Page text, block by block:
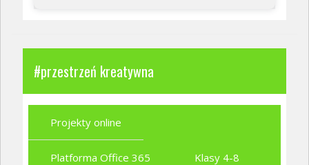
#przestrzeń kreatywna
Projekty online
Platforma Office 365 Klasy 4-8